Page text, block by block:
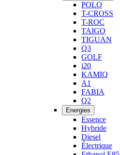
POLO
T-CROSS
T-ROC
TAIGO
TIGUAN
Q3
GOLF
i20
KAMIQ
A1
FABIA
Q2
Energies
Essence
Hybride
Diesel
Électrique